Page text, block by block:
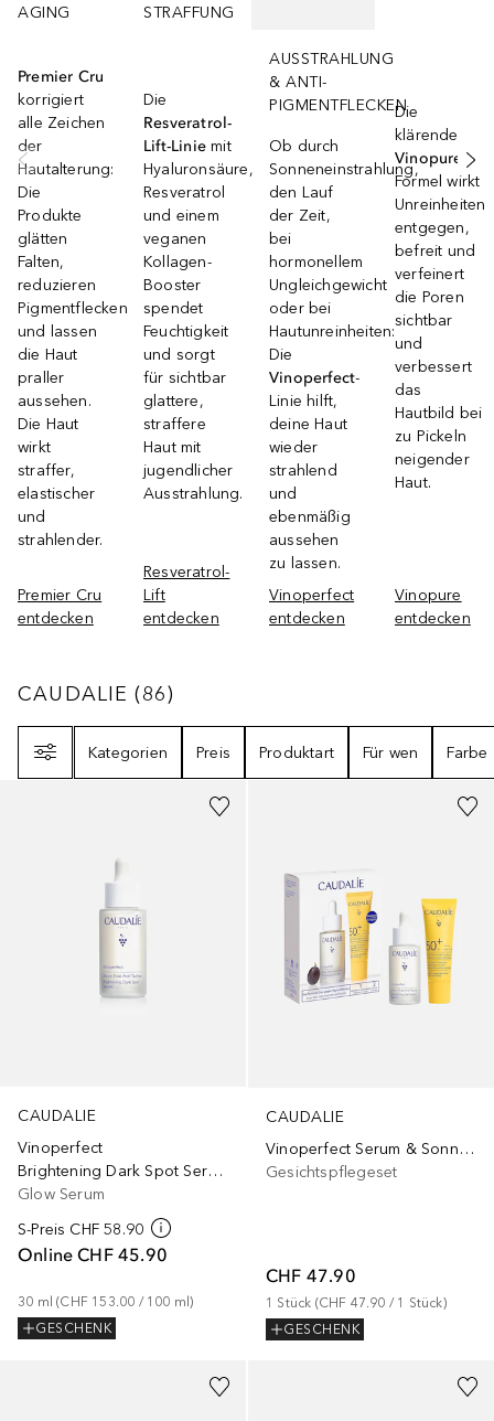
AGING
Premier Cru
korrigiert
alle Zeichen
der
Hautalterung:
Die
Produkte
glätten
Falten,
reduzieren
Pigmentflecken
und lassen
die Haut
praller
aussehen.
Die Haut
wirkt
straffer,
elastischer
und
strahlender.
Premier Cru
entdecken
STRAFFUNG
Die
Resveratrol-
Lift-Linie mit
Hyaluronsäure,
Resveratrol
und einem
veganen
Kollagen-
Booster
spendet
Feuchtigkeit
und sorgt
für sichtbar
glattere,
straffere
Haut mit
jugendlicher
Ausstrahlung.
Resveratrol-
Lift
entdecken
AUSSTRAHLUNG
& ANTI-
PIGMENTFLECKEN
Ob durch
Sonneneinstrahlung,
den Lauf
der Zeit,
bei
hormonellem
Ungleichgewicht
oder bei
Hautunreinheiten:
Die
Vinoperfect-
Linie hilft,
deine Haut
wieder
strahlend
und
ebenmäßig
aussehen
zu lassen.
Vinoperfect
entdecken
Die
klärende
Vinopure -
Formel wirkt
Unreinheiten
entgegen,
befreit und
verfeinert
die Poren
sichtbar
und
verbessert
das
Hautbild bei
zu Pickeln
neigender
Haut.
Vinopure
entdecken
CAUDALIE86
CAUDALIE (86)
Kategorien
Preis Produktart Für wen Farbe
CAUDALIE
Vinoperfect
Brightening Dark Spot Serum
Glow Serum
S-Preis CHF 58.90
Online CHF 45.90
30 ml (CHF 153.00 / 100 ml)
GESCHENK
CAUDALIE
Vinoperfect Serum & Sonnenpflege Set 2026
Gesichtspflegeset
CHF 47.90
1 Stück (CHF 47.90 / 1 Stück)
GESCHENK